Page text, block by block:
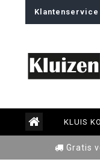
Klantenservice
KLUIS
Gratis